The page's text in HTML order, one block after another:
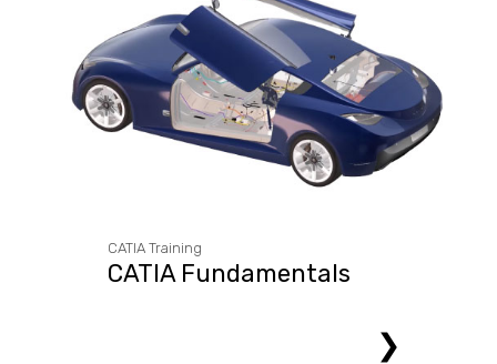
CATIA Training
CATIA Fundamentals
❯